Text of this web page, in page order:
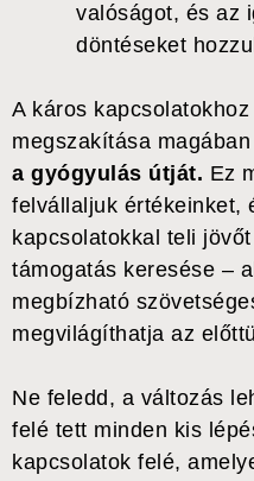
valóságot, és az
döntéseket
A káros
megszakítása
a gyógyulás útját. Ez
felvállaljuk értékeinket,
kapcsolatokkal teli
támogatás keresése –
megbízható
megvilágíthatja az
Ne feledd, a változás
felé tett minden kis
kapcsolatok felé,